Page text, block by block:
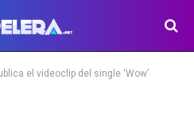
el videoclip del single ‘Wow’